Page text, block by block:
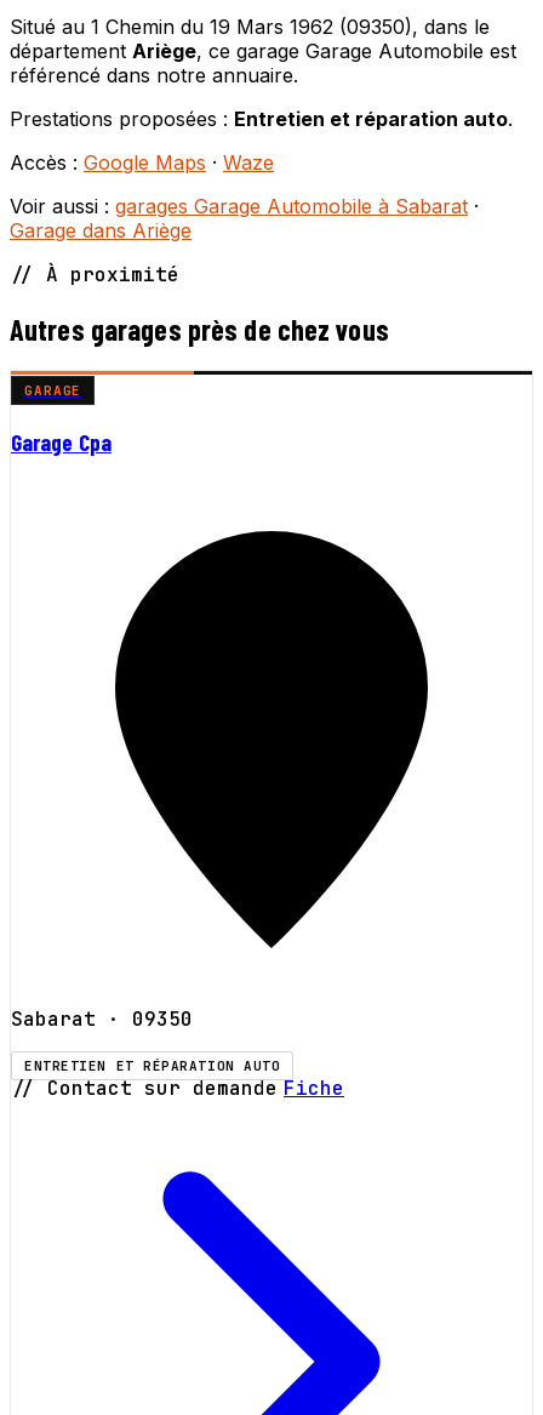
Situé au 1 Chemin du 19 Mars 1962 (09350), dans le
département Ariège, ce garage Garage Automobile est
référencé dans notre annuaire.
Prestations proposées : Entretien et réparation auto.
Accès : Google Maps · Waze
Voir aussi : garages Garage Automobile à Sabarat ·
Garage dans Ariège
// À proximité
Autres garages près de chez vous
GARAGE
Garage Cpa
Sabarat · 09350
ENTRETIEN ET RÉPARATION AUTO
// Contact sur demande Fiche